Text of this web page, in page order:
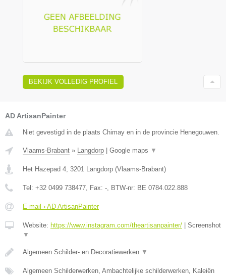
BEKIJK VOLLEDIG PROFIEL
AD ArtisanPainter
Niet gevestigd in de plaats Chimay en in de provincie Henegouwen.
Vlaams-Brabant » Langdorp Google maps ▼
Het Hazepad 4, 3201 Langdorp (Vlaams-Brabant)
Tel: +32 0499 738477, Fax: -, BTW-nr: BE 0784.022.888
E-mail › AD ArtisanPainter
Website: https://www.instagram.com/theartisanpainter/
Screenshot
▼
Algemeen Schilder- en Decoratiewerken ▼
Algemeen Schilderwerken, Ambachtelijke schilderwerken, Kaleiën